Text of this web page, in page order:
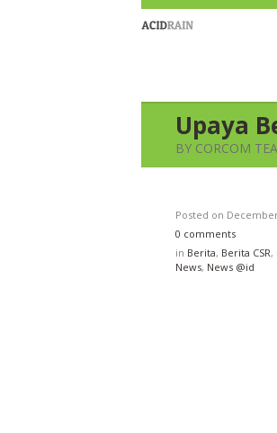
Upaya
BY CORCOM
Posted on
0 comments
in Berita, Berita CSR,
News, News @id